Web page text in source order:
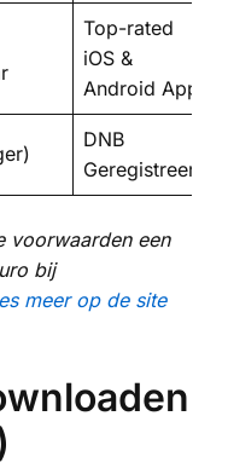
Top-rated
iOS &
Android App
DNB
Geregistreerd
voorwaarden een
bij
meer op de site